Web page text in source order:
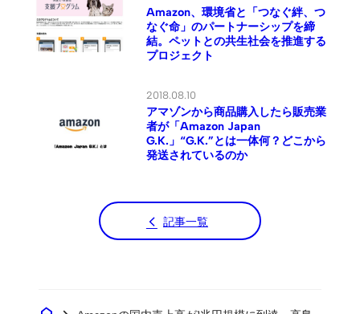
Amazon、環境省と「つなぐ絆、つ
なぐ命」のパートナーシップを締
結。ペットとの共生社会を推進する
プロジェクト
2018.08.10
アマゾンから商品購入したら販売業
者が「Amazon Japan
G.K.」“G.K.”とは一体何？どこから
発送されているのか
記事一覧